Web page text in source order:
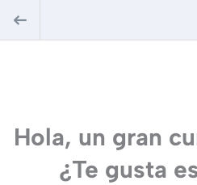
Hola, un gran
¿Te gusta